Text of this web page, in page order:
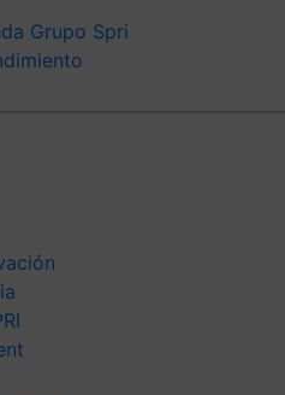
Grupo Spri